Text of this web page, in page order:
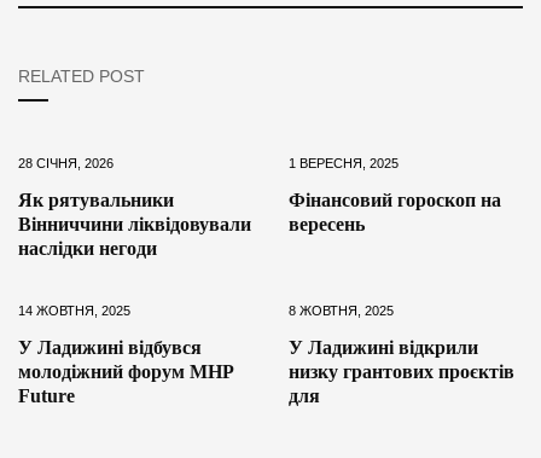
RELATED POST
28 СІЧНЯ, 2026
Як рятувальники
Вінниччини ліквідовували
наслідки негоди
1 ВЕРЕСНЯ, 2025
Фінансовий гороскоп на
вересень
14 ЖОВТНЯ, 2025
У Ладижині відбувся
молодіжний форум MHP
Future
8 ЖОВТНЯ, 2025
У Ладижині відкрили
низку грантових проєктів
для